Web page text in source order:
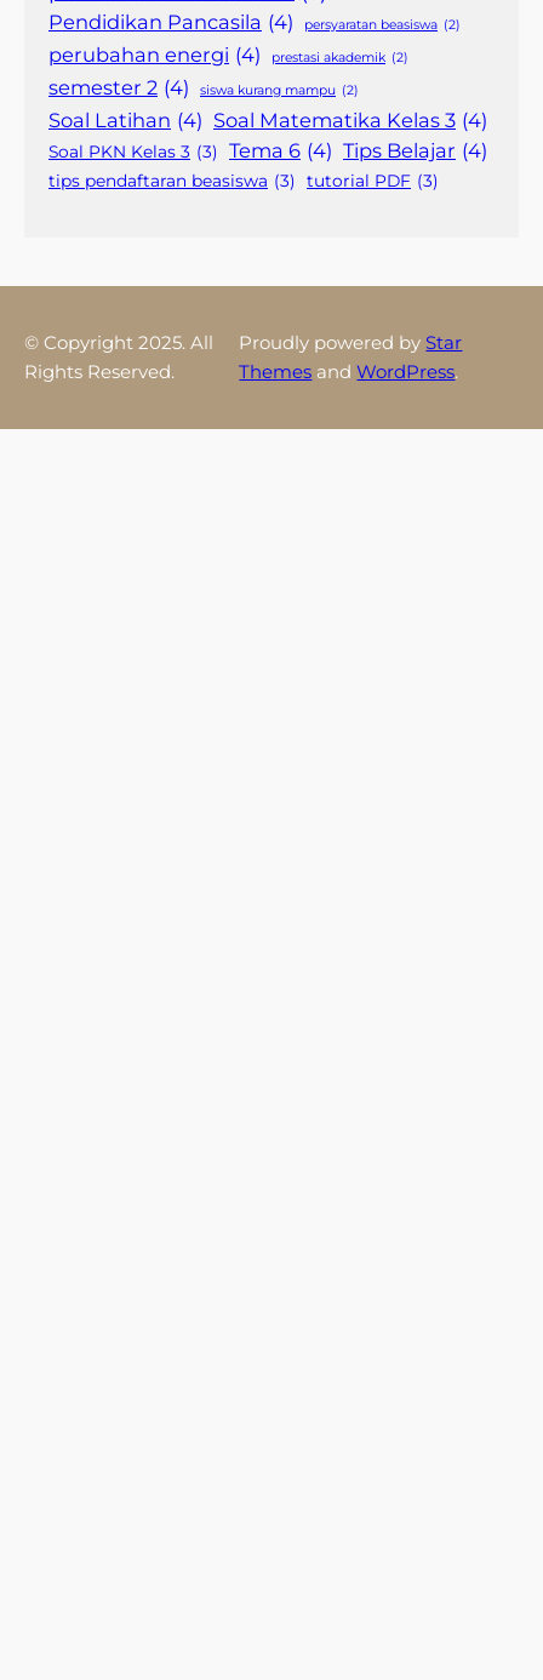
Pendidikan Pancasila (4) persyaratan beasiswa (2)
perubahan energi (4) prestasi akademik (2)
semester 2 (4) siswa kurang mampu (2)
Soal Latihan (4) Soal Matematika Kelas 3 (4)
Soal PKN Kelas 3 (3) Tema 6 (4) Tips Belajar (4)
tips pendaftaran beasiswa (3) tutorial PDF (3)
© Copyright 2025. All
Rights Reserved.
Proudly powered by Star
Themes andWordPress.